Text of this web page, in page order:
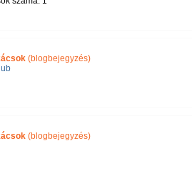
(blogbejegyzés)
(blogbejegyzés)